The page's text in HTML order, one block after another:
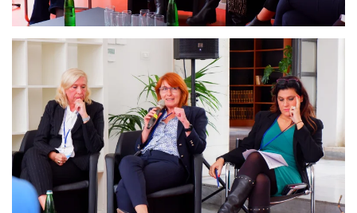
Ingrandisci